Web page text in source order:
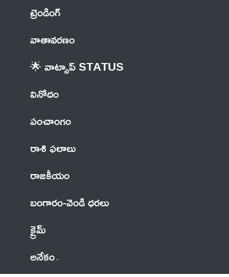
ట్రెండింగ్
వాతావరణం
🌟 వాట్సాప్ STATUS
వినోదం
పంచాంగం
రాశి ఫలాలు
రాజకీయం
బంగారం-వెండి ధరలు
క్రైమ్
అనేకం